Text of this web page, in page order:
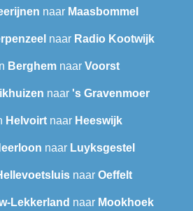
naar Maasbommel
naar Radio Kootwijk
Berghem naar Voorst
naar 's Gravenmoer
Helvoirtnaar Heeswijk
naar Luyksgestel
naar Oeffelt
Lekkerland naar Mookhoek